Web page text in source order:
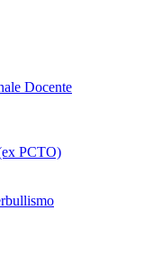
Docente
PCTO)